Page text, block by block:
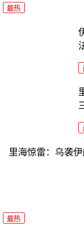
最热
里海惊雷：乌袭
最热